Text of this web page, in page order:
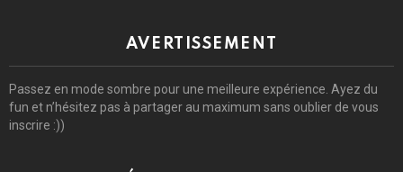
AVERTISSEMENT
Passez en mode sombre pour une meilleure expérience. Ayez du
fun et n’hésitez pas à partager au maximum sans oublier de vous
inscrire :))